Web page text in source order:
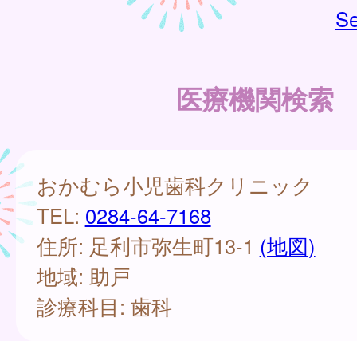
医療機関検索
おかむら小児歯科クリニック
TEL: 0284-64-7168
住所: 足利市弥生町13-1 (地図)
地域: 助戸
診療科目: 歯科